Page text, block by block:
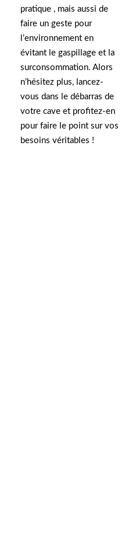
pratique , mais aussi de
faire un geste pour
l’environnement en
évitant le gaspillage et la
surconsommation. Alors
n’hésitez plus, lancez-
vous dans le débarras de
votre cave et profitez-en
pour faire le point sur vos
besoins véritables !